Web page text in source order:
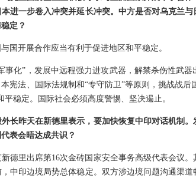
进一步卷入冲突并延长冲突。中方是否对乌克兰
定？
国开展合作应当有利于促进地区和平稳定。
事化”，发展中远程强力进攻武器，解禁杀伤性武
宪法、国际法规制和“专守防卫”等原则，挑战战
稳定。国际社会必须高度警惕、坚决遏止。
长昨天在新德里表示，要加快恢复中印对话机制
表会晤达成共识？
德里出席第16次金砖国家安全事务高级代表会议
中印边境局势总体稳定。双方涉边境问题沟通渠